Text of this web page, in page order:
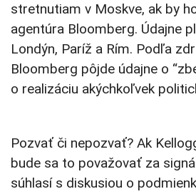
stretnutiam v Moskve, ak by
agentúra Bloomberg. Údajne
Londýn, Paríž a Rím. Podľa
Bloomberg pôjde údajne o
o realizáciu akýchkoľvek
Pozvať či nepozvať? Ak
bude sa to považovať za
súhlasí s diskusiou o